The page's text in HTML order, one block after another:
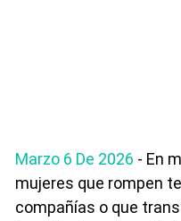
Marzo 6 De 2026 - En
mujeres que rompen
compañías o que